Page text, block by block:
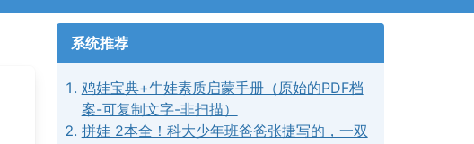
系统推荐
鸡娃宝典+牛娃素质启蒙手册（原始的PDF档
案-可复制文字-非扫描）
拼娃 2本全！科大少年班爸爸张捷写的，一双